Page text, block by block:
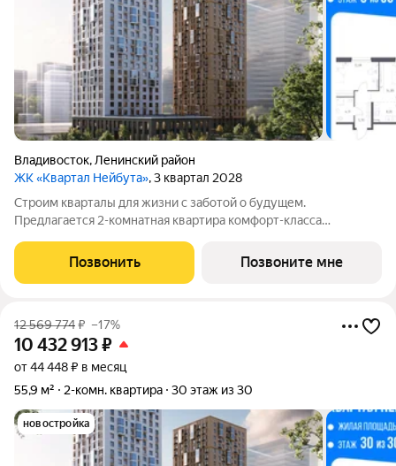
Владивосток, Ленинский район
ЖК «Квартал Нейбута», 3 квартал 2028
Строим кварталы для жизни с заботой о будущем.
Предлагается 2-комнатная квартира комфорт-класса
на 6-м этаже, в жилом комплексе "Квартал
Нейбута".Выбирайте свое место для счастливой жизни: от
Позвонить Позвоните мне
12 569 774₽ –17%
10 432 913₽
от 44 448 ₽ в месяц
55,9 м²
2-комн. квартира 30 этаж из 30
новостройка